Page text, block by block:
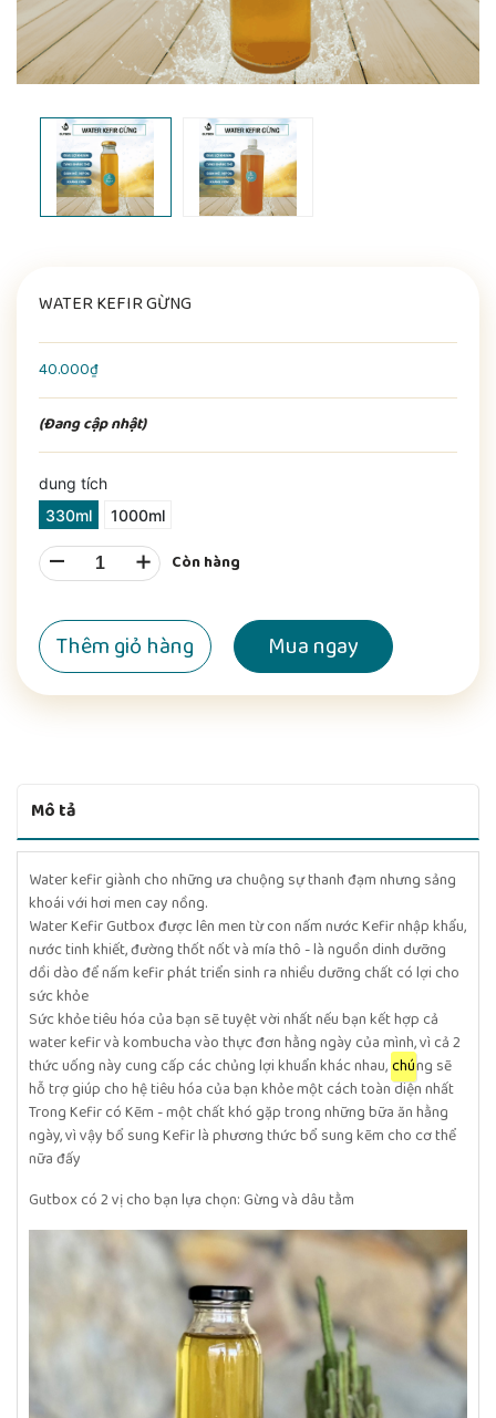
WATER KEFIR GỪNG
40.000₫
(Đang cập nhật)
dung tích
330ml
1000ml
– + Còn hàng
Thêm giỏ hàng Mua ngay
Mô tả
Water kefir giành cho những ưa chuộng sự thanh đạm nhưng sảng
khoái với hơi men cay nồng.
Water Kefir Gutbox được lên men từ con nấm nước Kefir nhập khẩu,
nước tinh khiết, đường thốt nốt và mía thô - là nguồn dinh dưỡng
dồi dào để nấm kefir phát triển sinh ra nhiều dưỡng chất có lợi cho
sức khỏe
Sức khỏe tiêu hóa của bạn sẽ tuyệt vời nhất nếu bạn kết hợp cả
water kefir và kombucha vào thực đơn hằng ngày của mình, vì cả 2
thức uống này cung cấp các chủng lợi khuẩn khác nhau,chúng sẽ
hỗ trợ giúp cho hệ tiêu hóa của bạn khỏe một cách toàn diện nhất
Trong Kefir có Kẽm - một chất khó gặp trong những bữa ăn hằng
ngày, vì vậy bổ sung Kefir là phương thức bổ sung kẽm cho cơ thể
nữa đấy
Gutbox có 2 vị cho bạn lựa chọn: Gừng và dâu tằm